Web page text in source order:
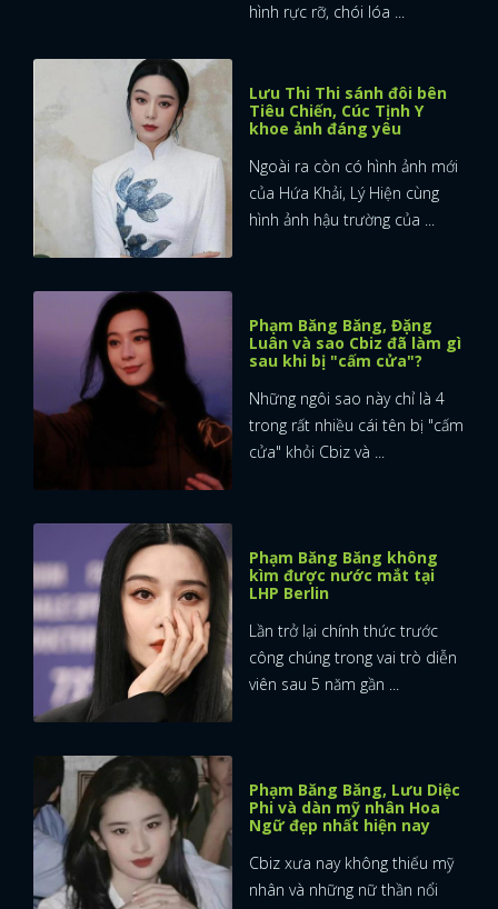
hình rực rỡ, chói lóa ...
Lưu Thi Thi sánh đôi bên
Tiêu Chiến, Cúc Tịnh Y
khoe ảnh đáng yêu
Ngoài ra còn có hình ảnh mới
của Hứa Khải, Lý Hiện cùng
hình ảnh hậu trường của ...
Phạm Băng Băng, Đặng
Luân và sao Cbiz đã làm gì
sau khi bị "cấm cửa"?
Những ngôi sao này chỉ là 4
trong rất nhiều cái tên bị "cấm
cửa" khỏi Cbiz và ...
Phạm Băng Băng không
kìm được nước mắt tại
LHP Berlin
Lần trở lại chính thức trước
công chúng trong vai trò diễn
viên sau 5 năm gần ...
Phạm Băng Băng, Lưu Diệc
Phi và dàn mỹ nhân Hoa
Ngữ đẹp nhất hiện nay
Cbiz xưa nay không thiếu mỹ
nhân và những nữ thần nổi